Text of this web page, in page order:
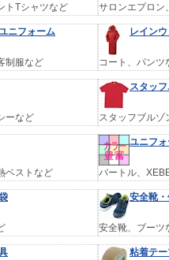
トTシャツなど サロンエプロン
ニフォーム
制服など
レイン
コート、パンツ
ーなど
スタッ
スタッフブルゾ
ベストなど
ユニフ
バートル、
安全靴
安全靴、ブーツ
粘着テ